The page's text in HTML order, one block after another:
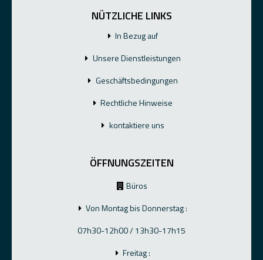
NÜTZLICHE LINKS
In Bezug auf
Unsere Dienstleistungen
Geschäftsbedingungen
Rechtliche Hinweise
kontaktiere uns
ÖFFNUNGSZEITEN
Büros
Von Montag bis Donnerstag :
07h30-12h00 / 13h30-17h15
Freitag :